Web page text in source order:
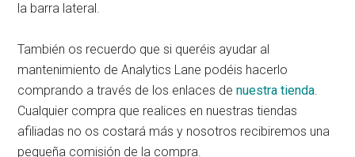
la barra lateral.
También os recuerdo que si queréis ayudar al
mantenimiento de Analytics Lane podéis hacerlo
comprando a través de los enlaces denuestra tienda.
Cualquier compra que realices en nuestras tiendas
afiliadas no os costará más y nosotros recibiremos una
pequeña comisión de la compra.